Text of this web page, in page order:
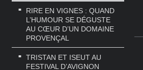
RIRE EN VIGNES : QUAND
L’HUMOUR SE DÉGUSTE
AU CŒUR D’UN DOMAINE
PROVENÇAL
TRISTAN ET ISEUT AU
FESTIVAL D’AVIGNON